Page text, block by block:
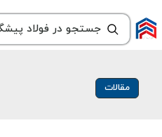
مقالات